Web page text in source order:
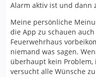
Alarm aktiv ist und dann
Meine persönliche
die App zu schauen
Feuerwehrhaus
niemand was sagen.
überhaupt kein
versucht alle Wünsche